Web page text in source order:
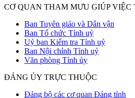
CƠ QUAN THAM MƯU GIÚP VIỆC
Ban Tuyên giáo và Dân vận
Ban Tổ chức Tỉnh uỷ
Uỷ ban Kiểm tra Tỉnh uỷ
Ban Nội chính Tỉnh uỷ
Văn phòng Tỉnh ủy
ĐẢNG ỦY TRỰC THUỘC
Đảng bộ các cơ quan Đảng tỉnh